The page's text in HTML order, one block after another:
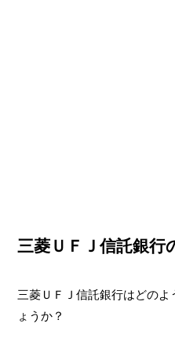
三菱ＵＦＪ信託銀行
三菱ＵＦＪ信託銀行はどの
ょうか？